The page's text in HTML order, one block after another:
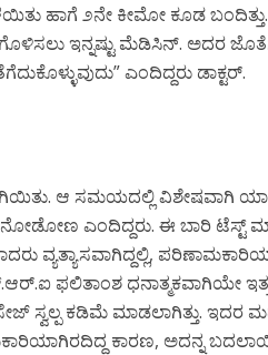
ಹಾಗೆ ೨ನೇ ಕೀಮೋ ಕೂಡ
ಇನ್ನಷ್ಟು ಮೆಡಿಸಿನ್. ಅದರ
ಎಂದಿದ್ದರು ಡಾಕ್ಟರ್.
ಆ ಸಮಯದಲ್ಲಿ ವಿಶೇಷವಾಗಿ
ಎಂದಿದ್ದರು. ಈ ಬಾರಿ ಟೆಸ್ಟ್
ವ್ಯತ್ಯಾಸವಾಗಿದ್ದಲ್ಲಿ,
ಫಲಿತಾಂಶ ಧನಾತ್ಮಕವಾಗಿಯೇ
ಸ್ವಲ್ಪ ಕಡಿಮೆ ಮಾಡಲಾಗಿತ್ತು. ಇದರ
ಕಾರಣ, ಅದನ್ನ